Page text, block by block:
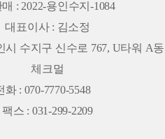
: 2022-용인수지-1084
대표이사 : 김소정
시 수지구 신수로 767, U타워 A
체크멀
화 : 070-7770-5548
팩스 : 031-299-2209